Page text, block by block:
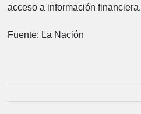
acceso a información financiera.
Fuente: La Nación